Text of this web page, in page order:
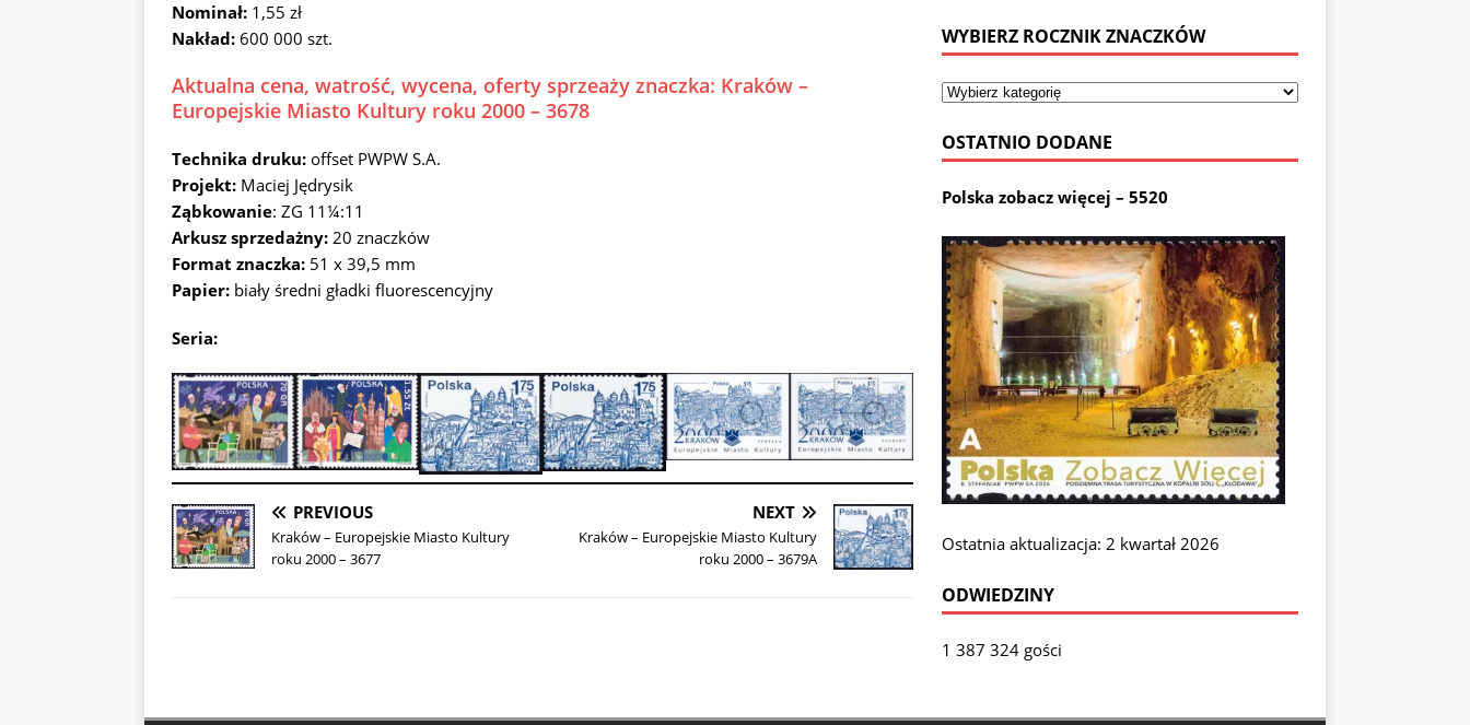
Nominał: 1,55 zł
Nakład: 600 000 szt.
Aktualna cena, watrość, wycena, oferty sprzeaży znaczka: Kraków –
Europejskie Miasto Kultury roku 2000 – 3678
Technika druku: offset PWPW S.A.
Projekt: Maciej Jędrysik
Ząbkowanie: ZG 11¼:11
Arkusz sprzedażny: 20 znaczków
Format znaczka: 51 x 39,5 mm
Papier: biały średni gładki fluorescencyjny
Seria:
PREVIOUS
Kraków – Europejskie Miasto Kultury
roku 2000 – 3677
NEXT
Kraków – Europejskie Miasto Kultury
roku 2000 – 3679A
WYBIERZ ROCZNIK ZNACZKÓW
OSTATNIO DODANE
Polska zobacz więcej – 5520
Ostatnia aktualizacja: 2 kwartał 2026
ODWIEDZINY
1 387 324 gości